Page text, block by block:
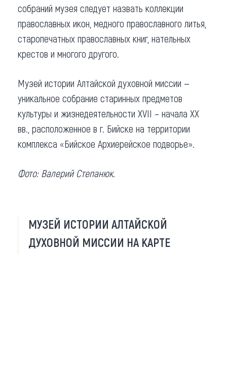
собраний музея следует назвать коллекции
православных икон, медного православного литья,
старопечатных православных книг, нательных
крестов и многого другого.
Музей истории Алтайской духовной миссии —
уникальное собрание старинных предметов
культуры и жизнедеятельности ХVII – начала ХХ
вв., расположенное в г. Бийске на территории
комплекса «Бийское Архиерейское подворье».
Фото: Валерий Степанюк.
МУЗЕЙ ИСТОРИИ АЛТАЙСКОЙ
ДУХОВНОЙ МИССИИ НА КАРТЕ